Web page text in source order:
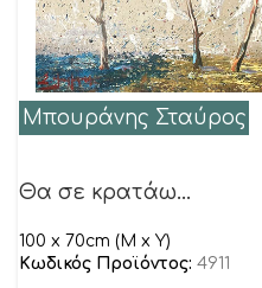
Μπουράνης Σταύρος
Θα σε κρατάω…
100 x 70cm (M x Y)
Κωδικός Προϊόντος: 4911